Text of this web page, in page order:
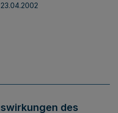
23.04.2002
des